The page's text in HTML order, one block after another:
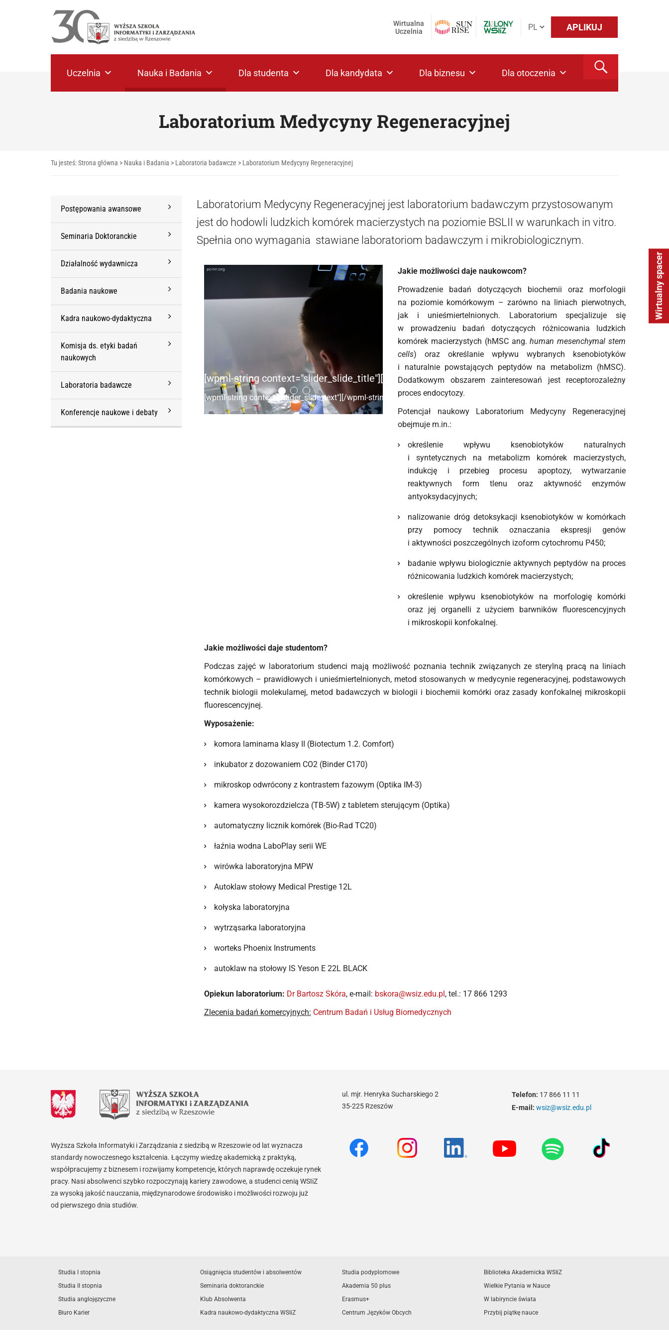
Wirtualny spacer
APLIKUJ
Wirtualna
Uczelnia
Uczelnia Nauka i Badania Dla studenta Dla kandydata Dla biznesu Dla otoczenia
Laboratorium Medycyny Regeneracyjnej
Tu jesteś:Strona główna > Nauka i Badania > Laboratoria badawcze > Laboratorium Medycyny Regeneracyjnej
Postępowania awansowe
Seminaria Doktoranckie
Działalność wydawnicza
Badania naukowe
Kadra naukowo-dydaktyczna
Komisja ds. etyki badań
naukowych
Laboratoria badawcze
Konferencje naukowe i debaty
Laboratorium Medycyny Regeneracyjnej jest laboratorium badawczym przystosowanym
jest do hodowli ludzkich komórek macierzystych na poziomie BSLII w warunkach in vitro.
Spełnia ono wymagania stawiane laboratoriom badawczym i mikrobiologicznym.
[wpml-string context="slider_slide_title"][/wpml-string]
[wpml-string context="slider_slide_text"][/wpml-string]
Jakie możliwości daje naukowcom?
Prowadzenie badań dotyczących biochemii oraz morfologii
na poziomie komórkowym – zarówno na liniach pierwotnych,
jak i unieśmiertelnionych. Laboratorium specjalizuje się
w prowadzeniu badań dotyczących różnicowania ludzkich
komórek macierzystych (hMSC ang.human mesenchymal stem
cells) oraz określanie wpływu wybranych ksenobiotyków
i naturalnie powstających peptydów na metabolizm (hMSC).
Dodatkowym obszarem zainteresowań jest receptorozależny
proces endocytozy.
Potencjał naukowy Laboratorium Medycyny Regeneracyjnej
obejmuje m.in.:
określenie wpływu ksenobiotyków naturalnych
i syntetycznych na metabolizm komórek macierzystych,
indukcję i przebieg procesu apoptozy, wytwarzanie
reaktywnych form tlenu oraz aktywność enzymów
antyoksydacyjnych;
nalizowanie dróg detoksykacji ksenobiotyków w komórkach
przy pomocy technik oznaczania ekspresji genów
i aktywności poszczególnych izoform cytochromu P450;
badanie wpływu biologicznie aktywnych peptydów na proces
różnicowania ludzkich komórek macierzystych;
określenie wpływu ksenobiotyków na morfologię komórki
oraz jej organelli z użyciem barwników fluorescencyjnych
i mikroskopii konfokalnej.
Jakie możliwości daje studentom?
Podczas zajęć w laboratorium studenci mają możliwość poznania technik związanych ze sterylną pracą na liniach
komórkowych – prawidłowych i unieśmiertelnionych, metod stosowanych w medycynie regeneracyjnej, podstawowych
technik biologii molekularnej, metod badawczych w biologii i biochemii komórki oraz zasady konfokalnej mikroskopii
fluorescencyjnej.
Wyposażenie:
komora laminarna klasy II (Biotectum 1.2. Comfort)
inkubator z dozowaniem CO2 (Binder C170)
mikroskop odwrócony z kontrastem fazowym (Optika IM-3)
kamera wysokorozdzielcza (TB-5W) z tabletem sterującym (Optika)
automatyczny licznik komórek (Bio-Rad TC20)
łaźnia wodna LaboPlay serii WE
wirówka laboratoryjna MPW
Autoklaw stołowy Medical Prestige 12L
kołyska laboratoryjna
wytrząsarka laboratoryjna
worteks Phoenix Instruments
autoklaw na stołowy IS Yeson E 22L BLACK
Opiekun laboratorium: Dr Bartosz Skóra, e-mail: bskora@wsiz.edu.pl, tel.: 17 866 1293
Zlecenia badań komercyjnych: Centrum Badań i Usług Biomedycznych
Wyższa Szkoła Informatyki i Zarządzania z siedzibą w Rzeszowie od lat wyznacza
standardy nowoczesnego kształcenia. Łączymy wiedzę akademicką z praktyką,
współpracujemy z biznesem i rozwijamy kompetencje, których naprawdę oczekuje rynek
pracy. Nasi absolwenci szybko rozpoczynają kariery zawodowe, a studenci cenią WSIiZ
za wysoką jakość nauczania, międzynarodowe środowisko i możliwości rozwoju już
od pierwszego dnia studiów.
ul. mjr. Henryka Sucharskiego 2
35-225 Rzeszów
Telefon: 17 866 11 11
E-mail: wsiz@wsiz.edu.pl
Studia I stopnia
Studia II stopnia
Studia anglojęzyczne
Biuro Karier
Osiągnięcia studentów i absolwentów
Seminaria doktoranckie
Klub Absolwenta
Kadra naukowo-dydaktyczna WSIiZ
Studia podyplomowe
Akademia 50 plus
Erasmus+
Centrum Języków Obcych
Biblioteka Akademicka WSIiZ
Wielkie Pytania w Nauce
W labiryncie świata
Przybij piątkę nauce